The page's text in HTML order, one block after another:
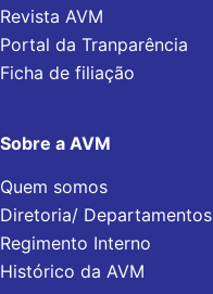
Revista AVM
Portal da Tranparência
Ficha de filiação
Sobre a AVM
Quem somos
Diretoria/ Departamentos
Regimento Interno
Histórico da AVM